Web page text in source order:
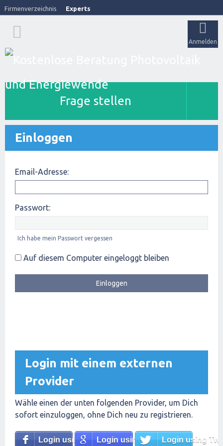
Firmenverzeichnis Experts
Anmelden
Frage stellen
Einloggen
Email-Adresse:
Passwort:
Ich habe mein Passwort vergessen
Auf diesem Computer eingeloggt bleiben
Login mit einem externen
Provider
Wähle einen der unten folgenden Provider, um Dich
sofort einzuloggen, ohne Dich neu zu registrieren.
Login using FacebookLogin using GoogleLogin using